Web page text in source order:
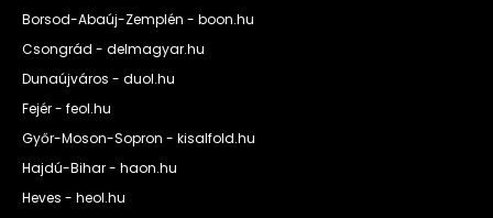
Borsod-Abaúj-Zemplén - boon.hu
Csongrád - delmagyar.hu
Dunaújváros - duol.hu
Fejér - feol.hu
Győr-Moson-Sopron - kisalfold.hu
Hajdú-Bihar - haon.hu
Heves - heol.hu